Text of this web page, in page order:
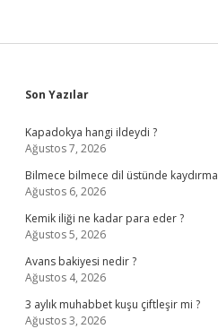
Sidebar
Son Yazılar
Kapadokya hangi ildeydi ?
Ağustos 7, 2026
Bilmece bilmece dil üstünde
Ağustos 6, 2026
Kemik iliği ne kadar para eder ?
Ağustos 5, 2026
Avans bakiyesi nedir ?
Ağustos 4, 2026
3 aylık muhabbet kuşu çiftleşir mi ?
Ağustos 3, 2026